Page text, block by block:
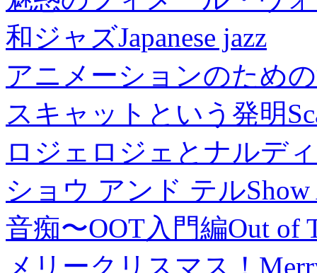
和ジャズJapanese jazz
アニメーションのため
スキャットという発明
ロジェロジェとナルデ
ショウ アンド テル
音痴〜OOT入門編Out of
メリークリスマス！